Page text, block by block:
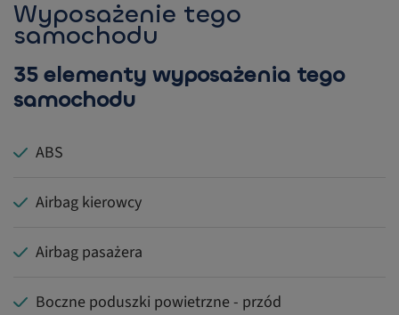
Wyposażenie tego
samochodu
35 elementy wyposażenia tego
samochodu
ABS
Airbag kierowcy
Airbag pasażera
Boczne poduszki powietrzne - przód